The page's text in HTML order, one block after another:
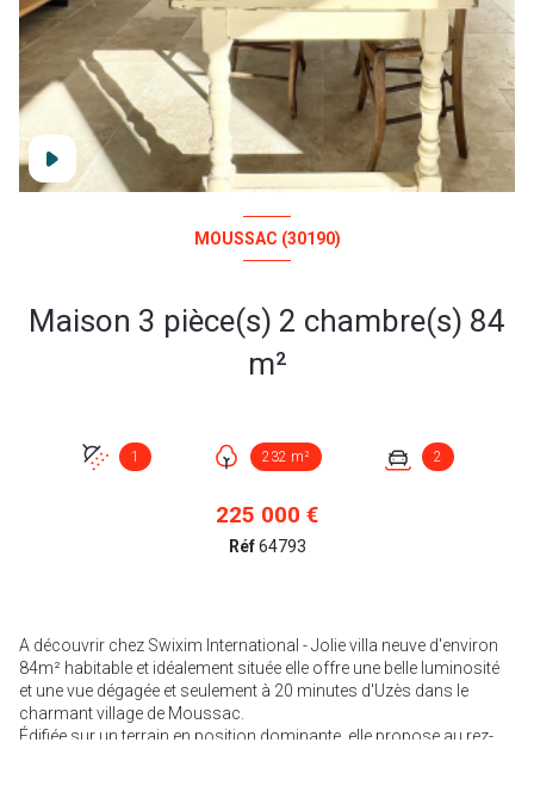
MOUSSAC (30190)
Maison 3 pièce(s) 2 chambre(s) 84
m²
1 232 m² 2
225 000 €
Réf64793
A découvrir chez Swixim International - Jolie villa neuve d'environ
84m² habitable et idéalement située elle offre une belle luminosité
et une vue dégagée et seulement à 20 minutes d'Uzès dans le
charmant village de Moussac.
Édifiée sur un terrain en position dominante, elle propose au rez-